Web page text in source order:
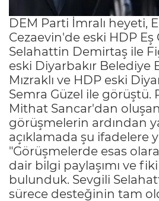
DEM Parti İmralı heyeti,
Cezaevin'de eski HDP Eş
Selahattin Demirtaş ile
eski Diyarbakır Belediye
Mızraklı ve HDP eski
Semra Güzel ile görüştü.
Mithat Sancar'dan
görüşmelerin ardından
açıklamada şu ifadelere
"Görüşmelerde esas
dair bilgi paylaşımı ve
bulunduk. Sevgili
sürece desteğinin tam